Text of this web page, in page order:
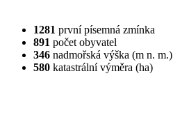
1281 první písemná zmínka
891 počet obyvatel
346 nadmořská výška (m n. m.)
580 katastrální výměra (ha)